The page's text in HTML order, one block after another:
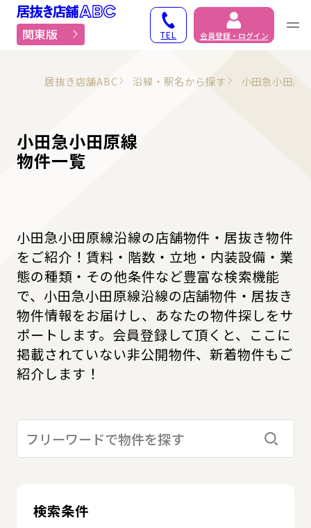
居抜き物件・貸店舗で
関東版 TEL 会員登録・ログイン
居抜き店舗ABC 沿線・駅名から探す 小田急小田原
小田急小田原線
物件一覧
小田急小田原線沿線の店舗物件・居抜き物件
をご紹介！賃料・階数・立地・内装設備・業
態の種類・その他条件など豊富な検索機能
で、小田急小田原線沿線の店舗物件・居抜き
物件情報をお届けし、あなたの物件探しをサ
ポートします。会員登録して頂くと、ここに
掲載されていない非公開物件、新着物件もご
紹介します！
検索す
検索条件